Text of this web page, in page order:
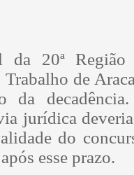
da 20ª Região
Trabalho de
da
jurídica
do
esse prazo.